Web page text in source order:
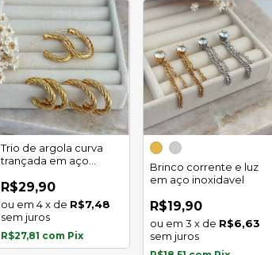
Trio de argola curva
trançada em aço
R$29,90
4 x de R$7,48
sem juros
R$27,81 com Pix
Brinco corrente e luz
em aço inoxidavel
R$19,90
3 x de R$6,63
sem juros